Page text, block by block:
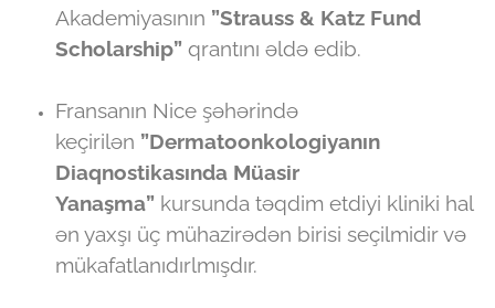
Akademiyasının ”Strauss & Katz Fund
Scholarship” qrantını əldə edib.
Fransanın Nice şəhərində
keçirilən ”Dermatoonkologiyanın
Diaqnostikasında Müasir
Yanaşma” kursunda təqdim etdiyi kliniki hal
ən yaxşı üç mühazirədən birisi seçilmidir və
mükafatlanıdırlmışdır.